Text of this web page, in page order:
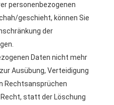
personenbezogenen
geschieht, können Sie
der
Daten nicht mehr
Ausübung, Verteidigung
Rechtsansprüchen
statt der Löschung